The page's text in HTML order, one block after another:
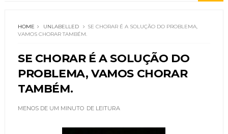
HOME UNLABELLED
SE CHORAR É A SOLUÇÃO DO PROBLEMA,
VAMOS CHORAR TAMBÉM.
SE CHORAR É A SOLUÇÃO DO
PROBLEMA, VAMOS CHORAR
TAMBÉM.
MENOS DE UM MINUTO DE LEITURA